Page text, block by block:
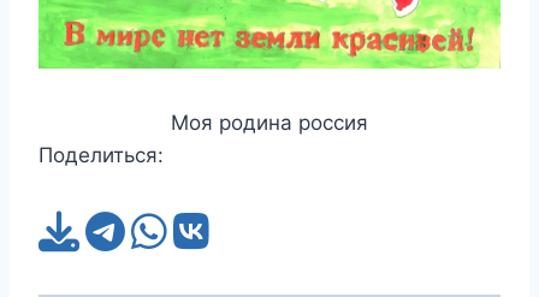
Моя родина россия
Поделиться: